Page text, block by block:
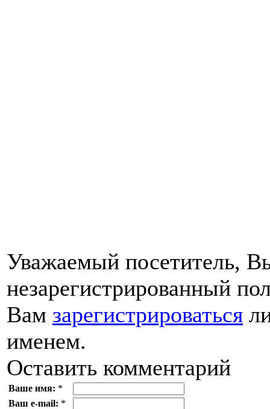
Уважаемый посетитель,
незарегистрированный
Вам зарегистрироваться
именем.
Оставить комментарий
Ваше имя: *
Ваш e-mail: *